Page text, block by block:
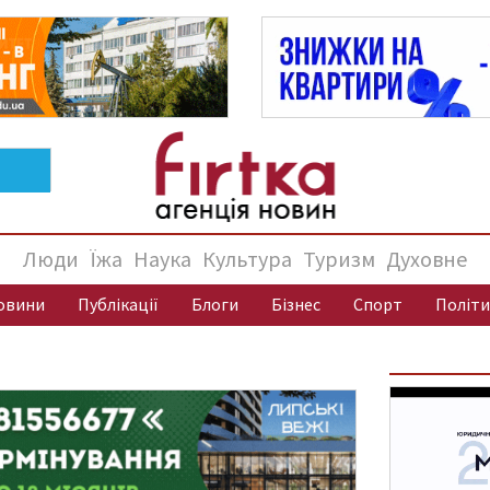
Люди Їжа Наука Культура Туризм Духовне
Публікації Блоги Бізнес Спорт